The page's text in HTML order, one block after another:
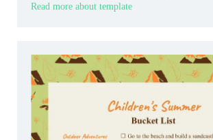
Read more about template